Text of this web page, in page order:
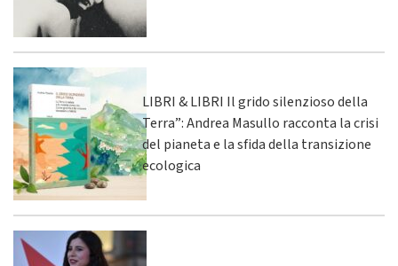
LIBRI & LIBRI Il grido silenzioso della
Terra”: Andrea Masullo racconta la crisi
del pianeta e la sfida della transizione
ecologica